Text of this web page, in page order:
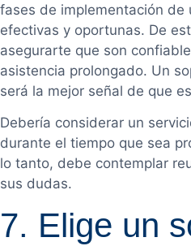
fases de implementación de
efectivas y oportunas. De
asegurarte que son
asistencia prolongado. Un
será la mejor señal de que
Debería considerar un
durante el tiempo que sea
lo tanto, debe contemplar
sus dudas.
7. Elige un